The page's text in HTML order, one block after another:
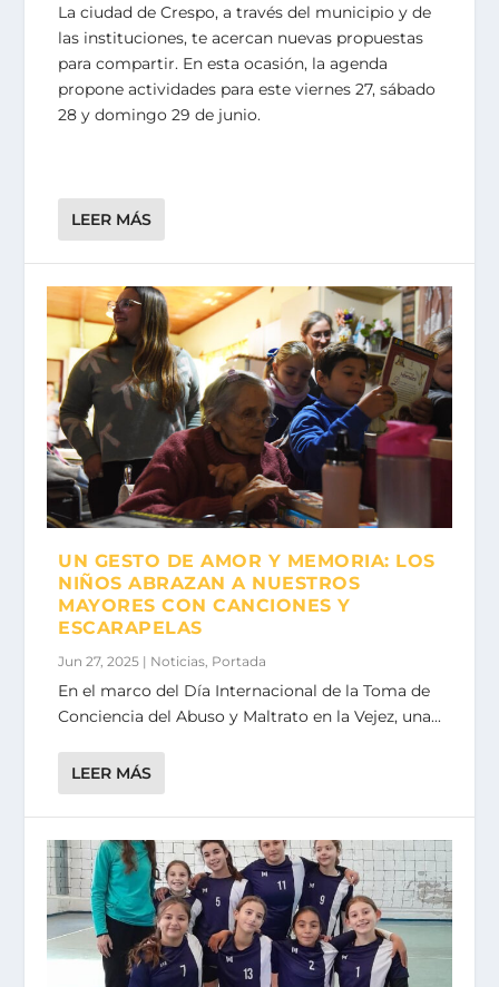
La ciudad de Crespo, a través del municipio y de
las instituciones, te acercan nuevas propuestas
para compartir. En esta ocasión, la agenda
propone actividades para este viernes 27, sábado
28 y domingo 29 de junio.
LEER MÁS
UN GESTO DE AMOR Y MEMORIA: LOS
NIÑOS ABRAZAN A NUESTROS
MAYORES CON CANCIONES Y
ESCARAPELAS
Jun 27, 2025 | Noticias, Portada
En el marco del Día Internacional de la Toma de
Conciencia del Abuso y Maltrato en la Vejez, una...
LEER MÁS